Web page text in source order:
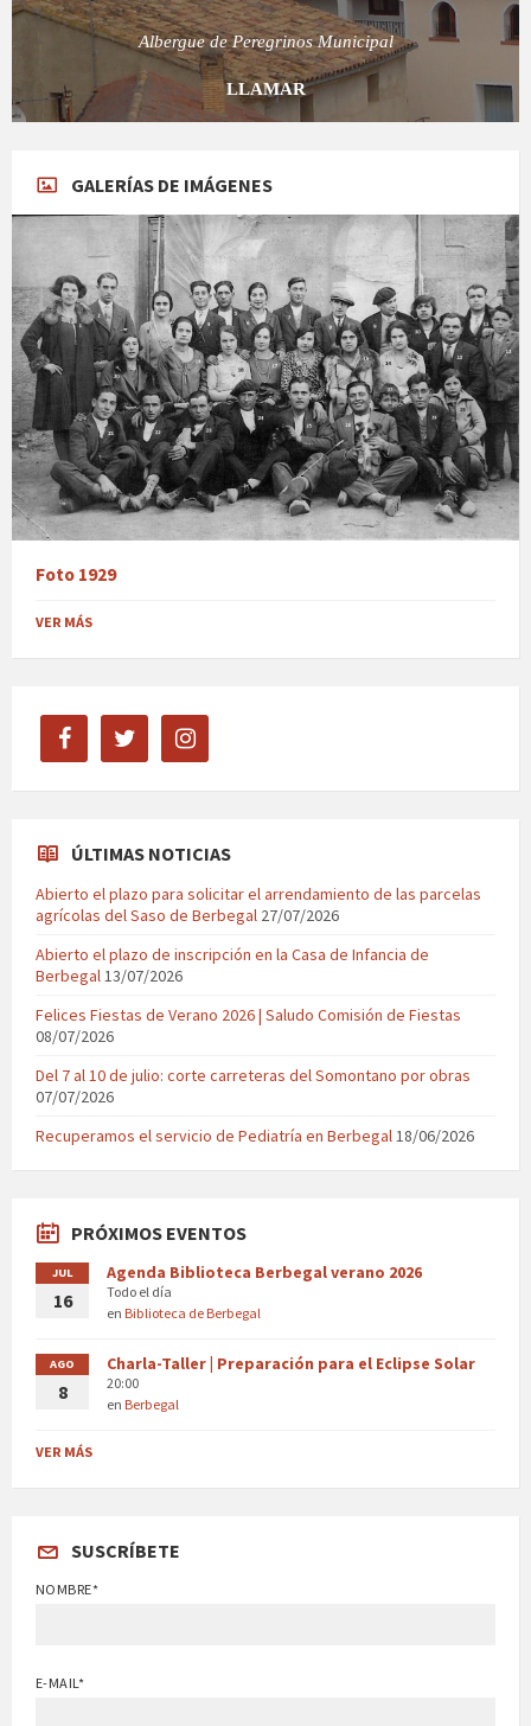
Albergue de Peregrinos Municipal
LLAMAR
GALERÍAS DE IMÁGENES
Foto 1929
VER MÁS
facebook twitter instagram
ÚLTIMAS NOTICIAS
Abierto el plazo para solicitar el arrendamiento de las parcelas
agrícolas del Saso de Berbegal 27/07/2026
Abierto el plazo de inscripción en la Casa de Infancia de
Berbegal13/07/2026
Felices Fiestas de Verano 2026 | Saludo Comisión de Fiestas
08/07/2026
Del 7 al 10 de julio: corte carreteras del Somontano por obras
07/07/2026
Recuperamos el servicio de Pediatría en Berbegal18/06/2026
PRÓXIMOS EVENTOS
JUL
16
Agenda Biblioteca Berbegal verano 2026
Todo el día
en Biblioteca de Berbegal
AGO
8
Charla-Taller | Preparación para el Eclipse Solar
20:00
en Berbegal
VER MÁS
SUSCRÍBETE
NOMBRE*
E-MAIL*